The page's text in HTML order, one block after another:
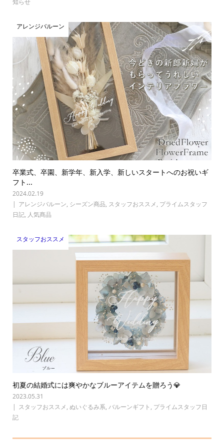
知らせ
アレンジバルーン
卒業式、卒園、新学年、新入学、新しいスタートへのお祝いギ
フト...
2024.02.19
アレンジバルーン, シーズン商品, スタッフおススメ, プライムスタッフ
日記, 人気商品
スタッフおススメ
初夏の結婚式には爽やかなブルーアイテムを贈ろう💎
2023.05.31
スタッフおススメ, ぬいぐるみ系, バルーンギフト , プライムスタッフ日
記